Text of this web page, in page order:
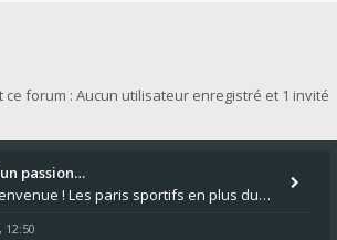
forum : Aucun utilisateur enregistré et 1 invité
passion…
Salut Cosmostar, Bienvenue ! Les paris sportifs en plus du poker, c'est ce que je fais aussi. Surtout la NBA, je mise su
12:50